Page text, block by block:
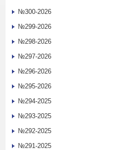
№300-2026
№299-2026
№298-2026
№297-2026
№296-2026
№295-2026
№294-2025
№293-2025
№292-2025
№291-2025